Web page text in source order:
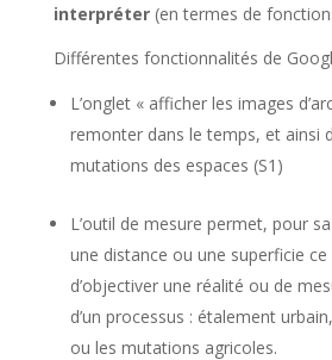
interpréter(en termes de
Différentes fonctionnalités de
L’onglet « afficher les images
remonter dans le temps, et ainsi
mutations des espaces (S1)
L’outil de mesure permet, pour
une distance ou une superficie
d’objectiver une réalité ou de
d’un processus : étalement
ou les mutations agricoles.